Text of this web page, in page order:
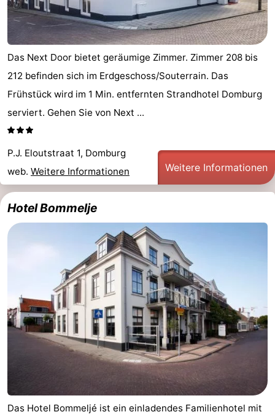
Das Next Door bietet geräumige Zimmer. Zimmer 208 bis
212 befinden sich im Erdgeschoss/Souterrain. Das
Frühstück wird im 1 Min. entfernten Strandhotel Domburg
serviert. Gehen Sie von Next ...
P.J. Eloutstraat 1, Domburg
web. Weitere Informationen Weitere Informationen
Hotel Bommelje
Das Hotel Bommeljé ist ein einladendes Familienhotel mit